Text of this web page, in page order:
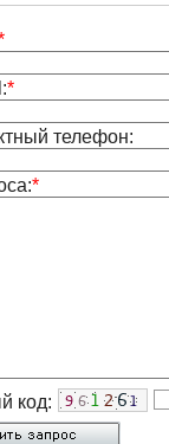
*
телефон:
*
код: